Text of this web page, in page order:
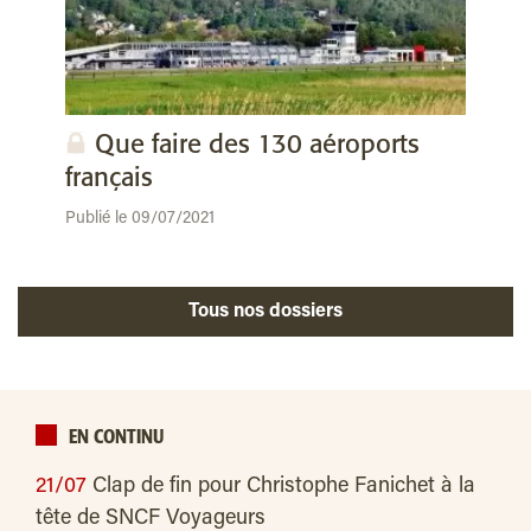
Que faire des 130 aéroports
français
Publié le 09/07/2021
Tous nos dossiers
EN CONTINU
21/07 Clap de fin pour Christophe Fanichet à la
tête de SNCF Voyageurs